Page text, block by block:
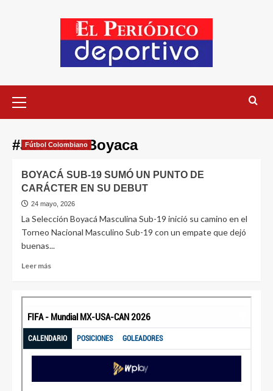
#JuvenilesBoyaca
Fútbol Colombiano
BOYACÁ SUB-19 SUMÓ UN PUNTO DE
CARÁCTER EN SU DEBUT
24 mayo, 2026
La Selección Boyacá Masculina Sub-19 inició su camino en el
Torneo Nacional Masculino Sub-19 con un empate que dejó
buenas...
Leer más